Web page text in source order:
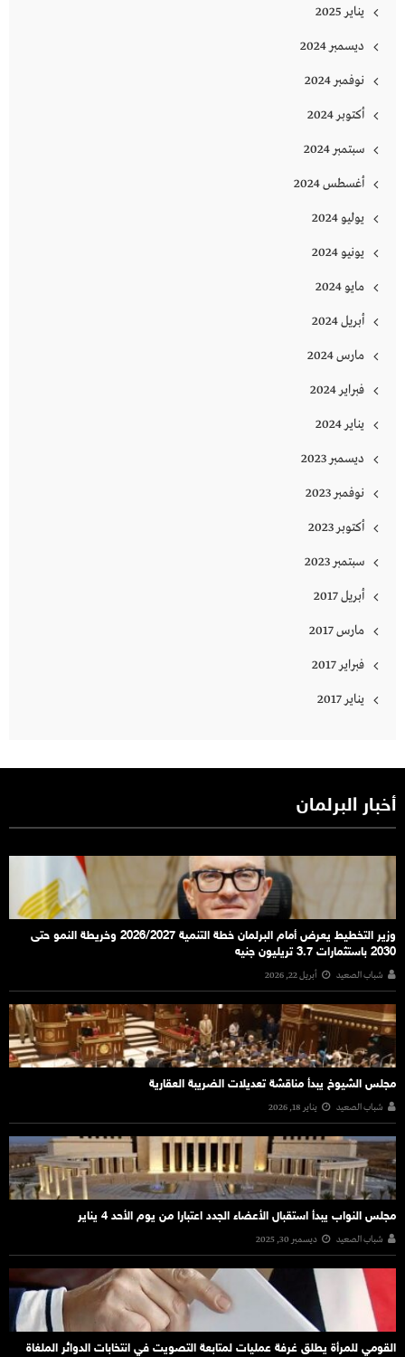
يناير 2025
ديسمبر 2024
نوفمبر 2024
أكتوبر 2024
سبتمبر 2024
أغسطس 2024
يوليو 2024
يونيو 2024
مايو 2024
أبريل 2024
مارس 2024
فبراير 2024
يناير 2024
ديسمبر 2023
نوفمبر 2023
أكتوبر 2023
سبتمبر 2023
أبريل 2017
مارس 2017
فبراير 2017
يناير 2017
أخبار البرلمان
وزير التخطيط يعرض أمام البرلمان خطة التنمية 2026/2027 وخريطة النمو حتى
2030 باستثمارات 3.7 تريليون جنيه
شباب الصعيد أبريل 22, 2026
مجلس الشيوخ يبدأ مناقشة تعديلات الضريبة العقارية
شباب الصعيد يناير 18, 2026
مجلس النواب يبدأ استقبال الأعضاء الجدد اعتبارا من يوم الأحد 4 يناير
شباب الصعيد ديسمبر 30, 2025
القومي للمرأة يطلق غرفة عمليات لمتابعة التصويت في انتخابات الدوائر الملغاة